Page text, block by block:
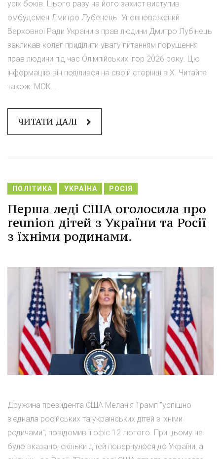
усіх боків. Цього разу на його захист виступив
омбудсмен Дмитро Лубенець. Уповноважений
Верховної Ради України з прав людини Дмитро Лубінець
закликав колег приділити увагу питанням порушення
прав людини під час Олімпійських ігор 2026 року. Цю
інформацію він поділився на своїй сторінці в X. Читайте
також: МОК...
ЧИТАТИ ДАЛІ
ПОЛІТИКА УКРАЇНА РОСІЯ
Перша леді США оголосила про
reunion дітей з України та Росії
з їхніми родинами.
Дружина президента США Меланія Трамп "успішно
з'єднала російських та українських дітей з їхніми
родичами", повідомив її офіс 12 лютого. При цьому не
було вказано, скільки дітей повернулося до України, а